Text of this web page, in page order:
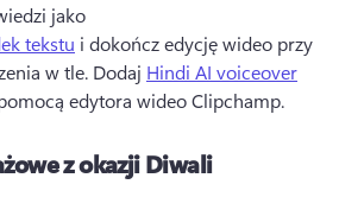
jako
tekstu i dokończ edycję wideo przy
w tle. Dodaj Hindi AI voiceover
edytora wideo Clipchamp.
z okazji Diwali